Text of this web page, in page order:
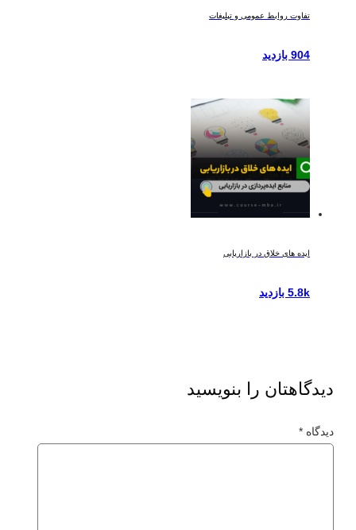
تفاوت روابط عمومی و تبلیغات
904 بازدید
ایده های خلاق در بازاریابی
5.8k بازدید
دیدگاهتان را بنویسید
دیدگاه *